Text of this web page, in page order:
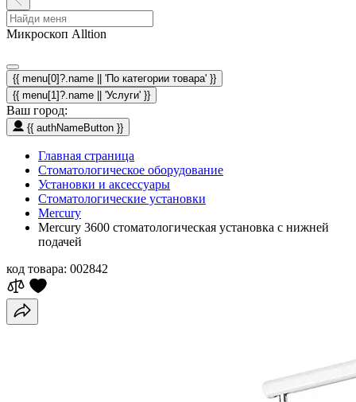
Микроскоп Alltion
{{ menu[0]?.name || 'По категории товара' }}
{{ menu[1]?.name || 'Услуги' }}
Ваш город:
{{ authNameButton }}
Главная страница
Стоматологическое оборудование
Установки и аксессуары
Стоматологические установки
Mercury
Mercury 3600 стоматологическая установка с нижней
подачей
код товара: 002842